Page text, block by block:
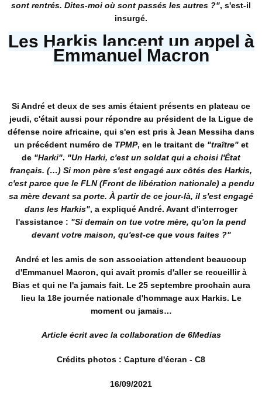
sont rentrés. Dites-moi où sont passés les autres ?", s'est-il
insurgé.
Les Harkis lancent un appel à
Emmanuel Macron
Si André et deux de ses amis étaient présents en plateau ce
jeudi, c'était aussi pour répondre au président de la Ligue de
défense noire africaine, qui s'en est pris à Jean Messiha dans
un précédent numéro de TPMP, en le traitant de "traître"et
de "Harki". "Un Harki, c'est un soldat qui a choisi l'État
français. (…) Si mon père s'est engagé aux côtés des Harkis,
c'est parce que le FLN (Front de libération nationale) a pendu
sa mère devant sa porte. À partir de ce jour-là, il s'est engagé
dans les Harkis", a expliqué André. Avant d'interroger
l'assistance : "Si demain on tue votre mère, qu'on la pend
devant votre maison, qu'est-ce que vous faites ?"
André et les amis de son association attendent beaucoup
d'Emmanuel Macron, qui avait promis d'aller se recueillir à
Bias et qui ne l'a jamais fait. Le 25 septembre prochain aura
lieu la 18e journée nationale d'hommage aux Harkis. Le
moment ou jamais…
Article écrit avec la collaboration de 6Medias
Crédits photos : Capture d'écran - C8
16/09/2021